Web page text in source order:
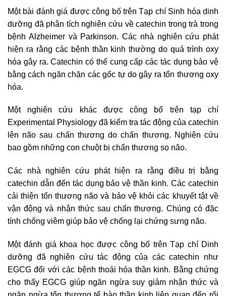
Một bài đánh giá được công bố trên Tạp chí Sinh hóa dinh
dưỡng đã phân tích nghiên cứu về catechin trong trà trong
bệnh Alzheimer và Parkinson. Các nhà nghiên cứu phát
hiện ra rằng các bệnh thần kinh thường do quá trình oxy
hóa gây ra. Catechin có thể cung cấp các tác dụng bảo vệ
bằng cách ngăn chặn các gốc tự do gây ra tổn thương oxy
hóa.
Một nghiên cứu khác được công bố trên tạp chí
Experimental Physiology đã kiểm tra tác động của catechin
lên não sau chấn thương do chấn thương. Nghiên cứu
bao gồm những con chuột bị chấn thương sọ não.
Các nhà nghiên cứu phát hiện ra rằng điều trị bằng
catechin dẫn đến tác dụng bảo vệ thần kinh. Các catechin
cải thiện tổn thương não và bảo vệ khỏi các khuyết tật về
vận động và nhận thức sau chấn thương. Chúng có đặc
tính chống viêm giúp bảo vệ chống lại chứng sưng não.
Một đánh giá khoa học được công bố trên Tạp chí Dinh
dưỡng đã nghiên cứu tác động của các catechin như
EGCG đối với các bệnh thoái hóa thần kinh. Bằng chứng
cho thấy EGCG giúp ngăn ngừa suy giảm nhận thức và